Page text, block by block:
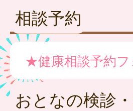
相談予約
★健康相談予約フ
おとなの検診